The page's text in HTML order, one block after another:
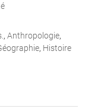
, Anthropologie,
, Histoire